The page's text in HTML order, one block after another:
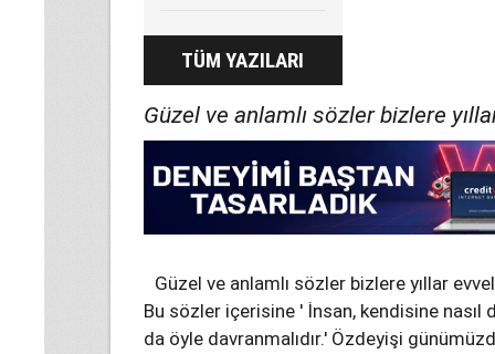
TÜM YAZILARI
Güzel ve anlamlı sözler bizlere
Güzel ve anlamlı sözler bizlere yıllar
Bu sözler içerisine ' İnsan, kendisine nasıl
da öyle davranmalıdır.' Özdeyişi